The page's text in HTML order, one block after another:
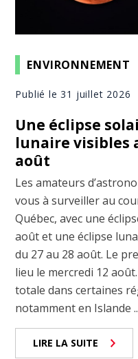
ENVIRONNEMENT
Publié le 31 juillet 2026
Une éclipse
lunaire visibles
août
Les amateurs
vous à surveiller au
Québec, avec une
août et une éclipse
du 27 au 28 août. Le
lieu le mercredi 12
totale dans certaines
notamment en Islande
LIRE LA SUITE